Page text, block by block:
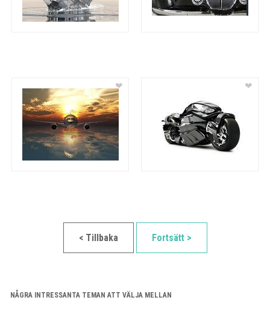
❤ ❤
< Tillbaka Fortsätt >
NÅGRA INTRESSANTA TEMAN ATT VÄLJA MELLAN